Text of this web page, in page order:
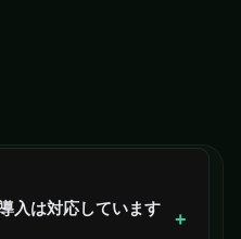
入は対応しています
+